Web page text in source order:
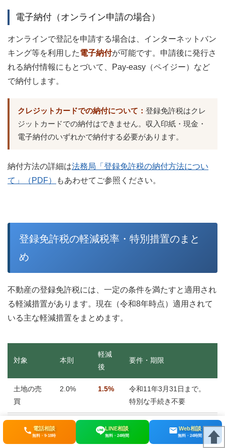
電子納付（オンライン申請の場合）
オンラインで登記を申請する場合は、インターネットバン
キング等を利用した電子納付が可能です。申請後に発行さ
れる納付情報にもとづいて、Pay-easy（ペイジー）など
で納付します。
クレジットカードでの納付について： 登録免許税はクレ
ジットカードでの納付はできません。収入印紙・現金・
電子納付のいずれかで納付する必要があります。
納付方法の詳細は法務局「登録免許税の納付方法につい
て」（PDF）
もあわせてご参照ください。
登録免許税の軽減税率・特別措置のまと
め
不動産の登録免許税には、一定の条件を満たすと適用され
る軽減措置があります。現在（令和8年時点）適用されて
いる主な軽減措置をまとめます。
対象 本則
軽減
後
要件・期限
土地の売
買
2.0% 1.5%
令和11年3月31日まで。
特別な手続き不要
物の売買
2.0%
住宅用家屋証明書の添付
が必要。個人の自己居住
電話相談
無料・9-18時
LINE相談
無料・24時間
Web相談
無料・24時間